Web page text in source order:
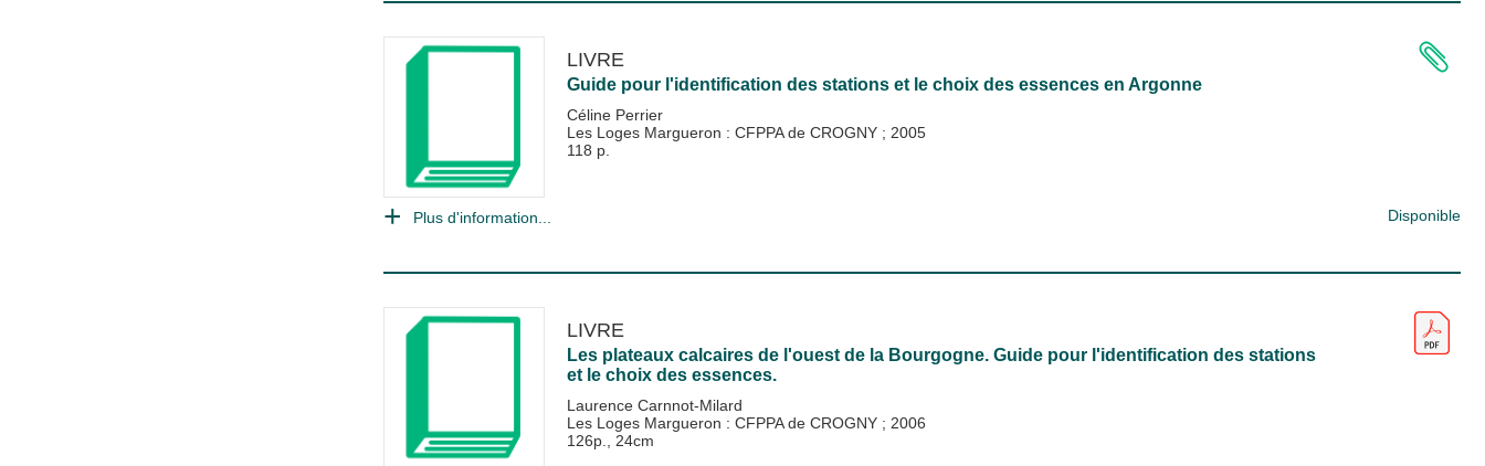
LIVRE
Guide pour l'identification des stations et le choix des essences en Argonne
Céline Perrier
Les Loges Margueron : CFPPA de CROGNY ; 2005
118 p.
Plus d'information... Disponible
LIVRE
Les plateaux calcaires de l'ouest de la Bourgogne. Guide pour l'identification des stations
et le choix des essences.
Laurence Carnnot-Milard
Les Loges Margueron : CFPPA de CROGNY ; 2006
126p., 24cm